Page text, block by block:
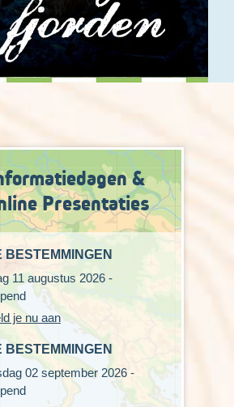
&
Presentaties
BESTEMMINGEN
11 augustus 2026 -
je nu aan
BESTEMMINGEN
02 september 2026 -